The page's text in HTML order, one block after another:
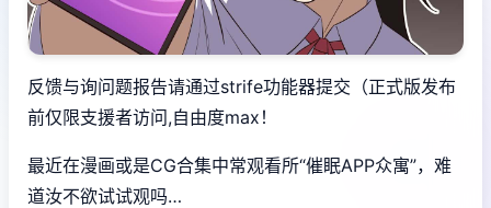
反馈与询问题报告请通过strife功能器提交（正式版发布
前仅限支援者访问,自由度max！
最近在漫画或是CG合集中常观看所“催眠APP众寓”，难
道汝不欲试试观吗…